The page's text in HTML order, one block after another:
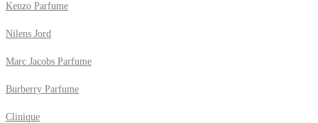
Kenzo Parfume
Nilens Jord
Marc Jacobs Parfume
Burberry Parfume
Clinique